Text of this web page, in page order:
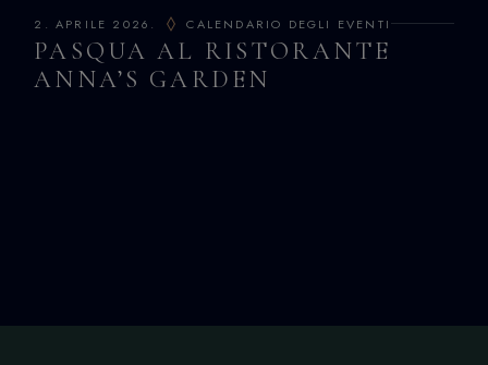
2. APRILE 2026. CALENDARIO DEGLI EVENTI
PASQUA AL RISTORANTE
ANNA’S GARDEN